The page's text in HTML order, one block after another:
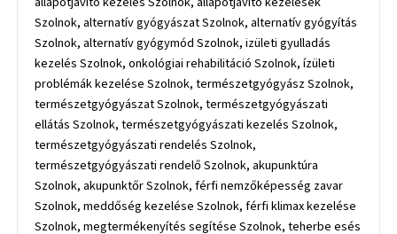
Szolnok, alternatív gyógyászat Szolnok, alternatív gyógyítás
Szolnok, alternatív gyógymód Szolnok, izületi gyulladás
kezelés Szolnok, onkológiai rehabilitáció Szolnok, ízületi
problémák kezelése Szolnok, természetgyógyász Szolnok,
természetgyógyászat Szolnok, természetgyógyászati
ellátás Szolnok, természetgyógyászati kezelés Szolnok,
természetgyógyászati rendelés Szolnok,
természetgyógyászati rendelő Szolnok, akupunktúra
Szolnok, akupunktőr Szolnok, férfi nemzőképesség zavar
Szolnok, meddőség kezelése Szolnok, férfi klimax kezelése
Szolnok, megtermékenyítés segítése Szolnok, teherbe esés